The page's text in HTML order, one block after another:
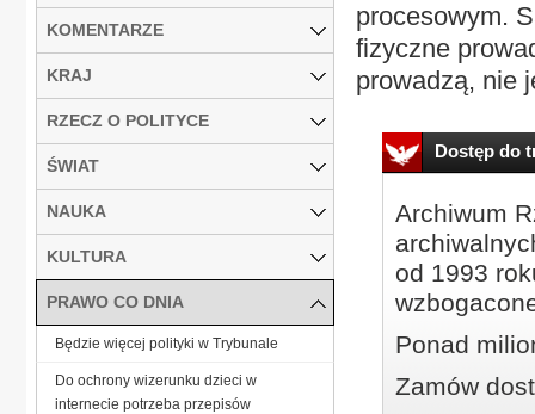
procesowym.
fizyczne
prowadzą, nie
Dostęp do
Archiwum
od 1993
Ponad
Zamów
KOMENTARZE
KRAJ
RZECZ O POLITYCE
ŚWIAT
NAUKA
KULTURA
PRAWO CO DNIA
Będzie więcej polityki w Trybunale
Do ochrony wizerunku dzieci w
internecie potrzeba przepisów